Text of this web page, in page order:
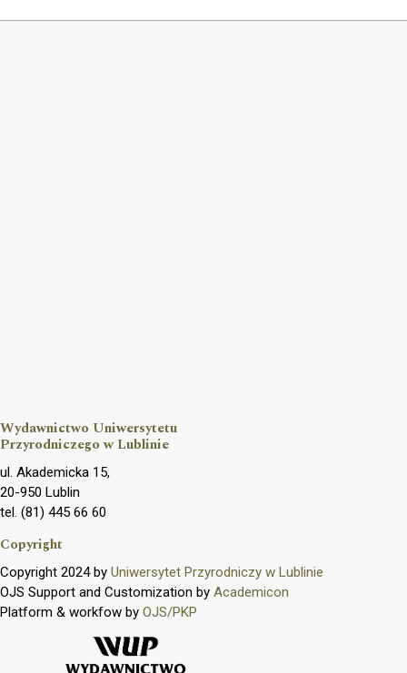
Wydawnictwo Uniwersytetu
Przyrodniczego w Lublinie
ul. Akademicka 15,
20-950 Lublin
tel. (81) 445 66 60
Copyright
Copyright 2024 by Uniwersytet Przyrodniczy w Lublinie
OJS Support and Customization by Academicon
Platform & workfow by OJS/PKP